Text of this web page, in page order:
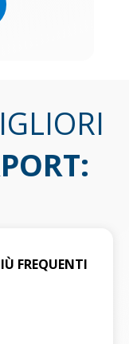
:
FREQUENTI